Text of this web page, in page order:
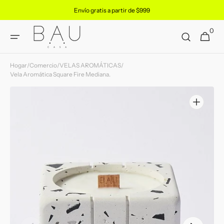
al contenido
Envío gratis a partir de $999
Carrito
0
artículos
Hogar/Comercio/VELAS AROMÁTICAS/
Vela Aromática Square Fire Mediana.